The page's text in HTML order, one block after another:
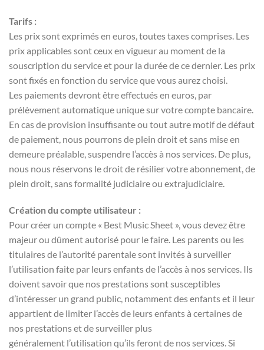
Tarifs :
Les prix sont exprimés en euros, toutes taxes comprises. Les
prix applicables sont ceux en vigueur au moment de la
souscription du service et pour la durée de ce dernier. Les prix
sont fixés en fonction du service que vous aurez choisi.
Les paiements devront être effectués en euros, par
prélèvement automatique unique sur votre compte bancaire.
En cas de provision insuffisante ou tout autre motif de défaut
de paiement, nous pourrons de plein droit et sans mise en
demeure préalable, suspendre l’accès à nos services. De plus,
nous nous réservons le droit de résilier votre abonnement, de
plein droit, sans formalité judiciaire ou extrajudiciaire.
Création du compte utilisateur :
Pour créer un compte « Best Music Sheet », vous devez être
majeur ou dûment autorisé pour le faire. Les parents ou les
titulaires de l’autorité parentale sont invités à surveiller
l’utilisation faite par leurs enfants de l’accès à nos services. Ils
doivent savoir que nos prestations sont susceptibles
d’intéresser un grand public, notamment des enfants et il leur
appartient de limiter l’accès de leurs enfants à certaines de
nos prestations et de surveiller plus
généralement l’utilisation qu’ils feront de nos services. Si